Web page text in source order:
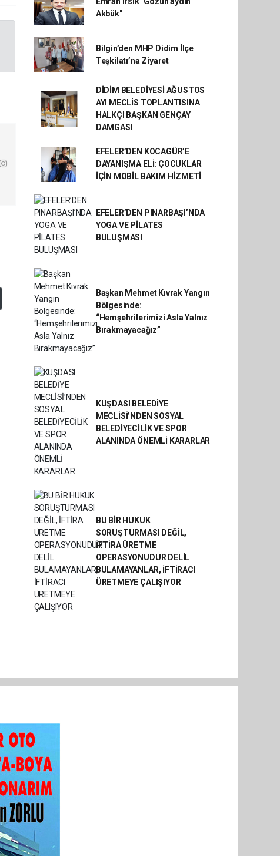
Akbük"
Bilgin’den MHP Didim İlçe
Teşkilatı’na Ziyaret
DİDİM BELEDİYESİ AĞUSTOS
AYI MECLİS TOPLANTISINA
HALKÇI BAŞKAN GENÇAY
DAMGASI
EFELER’DEN KOCAGÜR’E
DAYANIŞMA ELİ: ÇOCUKLAR
İÇİN MOBİL BAKIM HİZMETİ
EFELER’DEN PINARBAŞI’NDA
YOGA VE PİLATES
BULUŞMASI
Başkan Mehmet Kıvrak Yangın
Bölgesinde:
“Hemşehrilerimizi Asla Yalnız
Bırakmayacağız”
KUŞDASI BELEDİYE
MECLİSİ’NDEN SOSYAL
BELEDİYECİLİK VE SPOR
ALANINDA ÖNEMLİ KARARLAR
BU BİR HUKUK
SORUŞTURMASI DEĞİL,
İFTİRA ÜRETME
OPERASYONUDUR DELİL
BULAMAYANLAR, İFTİRACI
ÜRETMEYE ÇALIŞIYOR